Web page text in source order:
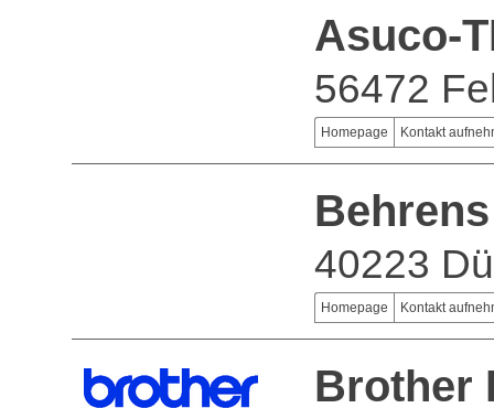
Asuco-
56472
Homepage Kontakt
40223
Homepage Kontakt
Brother